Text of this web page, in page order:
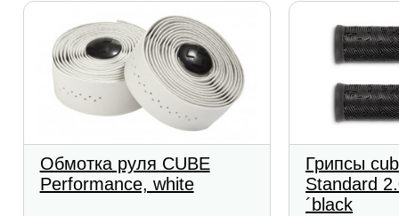
Обмотка руля CUBE
Performance, white
Грипсы
Standard
´black